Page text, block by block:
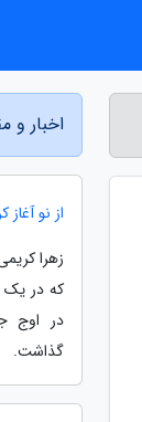
اخبار و
از نو آغاز
که در یک
در اوج
گذاشت.